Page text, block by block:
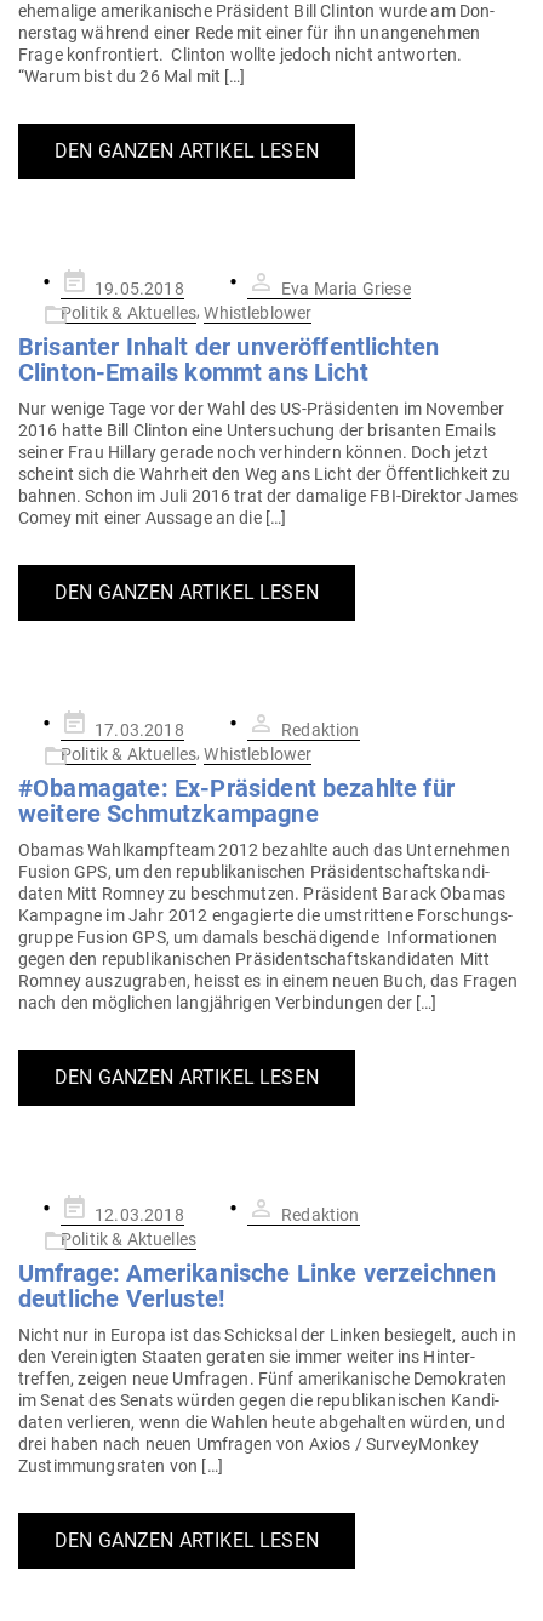
ehe­malige ame­ri­ka­nische Prä­sident Bill Clinton wurde am Don­
nerstag während einer Rede mit einer für ihn unan­ge­nehmen
Frage kon­fron­tiert. Clinton wollte jedoch nicht ant­worten.
“Warum bist du 26 Mal mit […]
DEN GANZEN ARTIKEL LESEN
Gepostet
am
19.05.2018
Eva Maria Griese
Politik & Aktuelles,Whistleblower
Bri­santer Inhalt der unver­öf­fent­lichten
Clinton-Emails kommt ans Licht
Nur wenige Tage vor der Wahl des US-Prä­­si­­denten im November
2016 hatte Bill Clinton eine Unter­su­chung der bri­santen Emails
seiner Frau Hillary gerade noch ver­hindern können. Doch jetzt
scheint sich die Wahrheit den Weg ans Licht der Öffent­lichkeit zu
bahnen. Schon im Juli 2016 trat der damalige FBI-Direktor James
Comey mit einer Aussage an die […]
DEN GANZEN ARTIKEL LESEN
Gepostet
am
17.03.2018
Redaktion
Politik & Aktuelles,Whistleblower
#Oba­magate: Ex-Prä­sident bezahlte für
weitere Schmutzkampagne
Obamas Wahl­kampfteam 2012 bezahlte auch das Unter­nehmen
Fusion GPS, um den repu­bli­ka­ni­schen Prä­si­dent­schafts­kan­di­
daten Mitt Romney zu beschmutzen. Prä­sident Barack Obamas
Kam­pagne im Jahr 2012 enga­gierte die umstrittene For­schungs­
gruppe Fusion GPS, um damals beschä­di­gende Infor­ma­tionen
gegen den repu­bli­ka­ni­schen Prä­si­dent­schafts­kan­di­daten Mitt
Romney aus­zu­graben, heisst es in einem neuen Buch, das Fragen
nach den mög­lichen lang­jäh­rigen Ver­bin­dungen der […]
DEN GANZEN ARTIKEL LESEN
Gepostet
am
12.03.2018
Redaktion
Politik & Aktuelles
Umfrage: Ame­ri­ka­nische Linke ver­zeichnen
deut­liche Verluste!
Nicht nur in Europa ist das Schicksal der Linken besiegelt, auch in
den Ver­ei­nigten Staaten geraten sie immer weiter ins Hin­ter­
treffen, zeigen neue Umfragen. Fünf ame­ri­ka­nische Demo­kraten
im Senat des Senats würden gegen die repu­bli­ka­ni­schen Kan­di­
daten ver­lieren, wenn die Wahlen heute abge­halten würden, und
drei haben nach neuen Umfragen von Axios / Sur­vey­M­onkey
Zustim­mungs­raten von […]
DEN GANZEN ARTIKEL LESEN